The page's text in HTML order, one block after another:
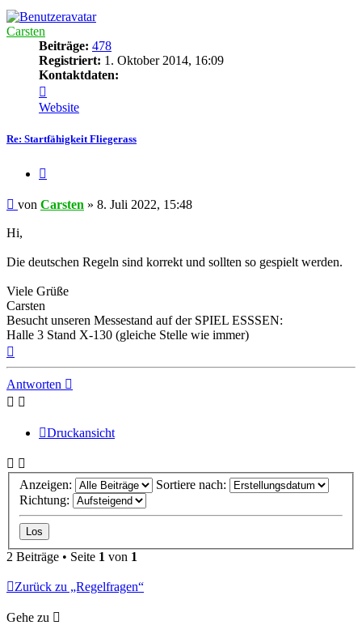
Carsten
Beiträge: 478
Registriert: 1. Oktober 2014, 16:09
Kontaktdaten:
von
Carsten
Website
Re: Startfähigkeit Fliegerass
Beitrag
von Carsten » 8. Juli 2022, 15:48
Hi,
Die deutschen Regeln sind korrekt und sollten so gespielt werden.
Viele Grüße
Carsten
Besucht unseren Messestand auf der SPIEL ESSSEN:
Halle 3 Stand X-130 (gleiche Stelle wie immer)
Antworten
Druckansicht
Anzeigen:
Sortiere nach:
Richtung:
2 Beiträge • Seite 1 von 1
Zurück zu „Regelfragen“
Gehe zu